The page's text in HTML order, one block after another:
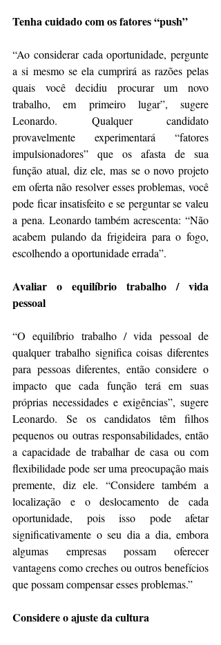
Tenha cuidado com os fatores “push”
“Ao considerar cada oportunidade, pergunte
a si mesmo se ela cumprirá as razões pelas
quais você decidiu procurar um novo
trabalho, em primeiro lugar”, sugere
Leonardo. Qualquer candidato
provavelmente experimentará “fatores
impulsionadores” que os afasta de sua
função atual, diz ele, mas se o novo projeto
em oferta não resolver esses problemas, você
pode ficar insatisfeito e se perguntar se valeu
a pena. Leonardo também acrescenta: “Não
acabem pulando da frigideira para o fogo,
escolhendo a oportunidade errada”.
Avaliar o equilíbrio trabalho / vida
pessoal
“O equilíbrio trabalho / vida pessoal de
qualquer trabalho significa coisas diferentes
para pessoas diferentes, então considere o
impacto que cada função terá em suas
próprias necessidades e exigências”, sugere
Leonardo. Se os candidatos têm filhos
pequenos ou outras responsabilidades, então
a capacidade de trabalhar de casa ou com
flexibilidade pode ser uma preocupação mais
premente, diz ele. “Considere também a
localização e o deslocamento de cada
oportunidade, pois isso pode afetar
significativamente o seu dia a dia, embora
algumas empresas possam oferecer
vantagens como creches ou outros benefícios
que possam compensar esses problemas.”
Considere o ajuste da cultura